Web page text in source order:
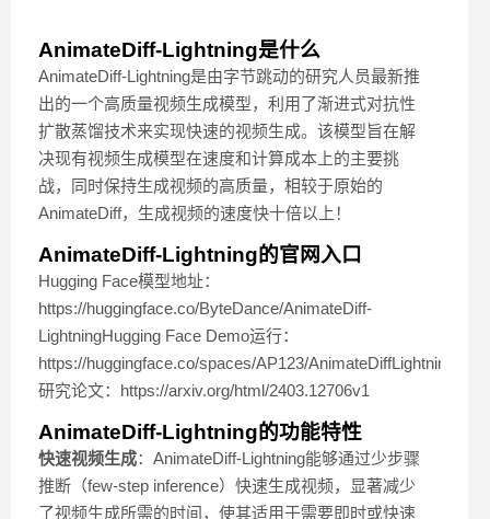
AnimateDiff-Lightning是什么
AnimateDiff-Lightning是由字节跳动的研究人员最新推
出的一个高质量视频生成模型，利用了渐进式对抗性
扩散蒸馏技术来实现快速的视频生成。该模型旨在解
决现有视频生成模型在速度和计算成本上的主要挑
战，同时保持生成视频的高质量，相较于原始的
AnimateDiff，生成视频的速度快十倍以上！
AnimateDiff-Lightning的官网入口
Hugging Face模型地址：
https://huggingface.co/ByteDance/AnimateDiff-
LightningHugging Face Demo运行：
https://huggingface.co/spaces/AP123/
研究论文：https://arxiv.org/html/2403.12706v1
AnimateDiff-Lightning的功能特性
快速视频生成：AnimateDiff-Lightning能够通过少步骤
推断（few-step inference）快速生成视频，显著减少
了视频生成所需的时间，使其适用于需要即时或快速